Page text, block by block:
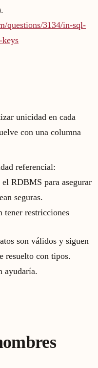
questions/3134/in-sql-
keys
unicidad en cada
con una columna
referencial:
RDBMS para asegurar
seguras.
tener restricciones
son válidos y siguen
resuelto con tipos.
ayudaría.